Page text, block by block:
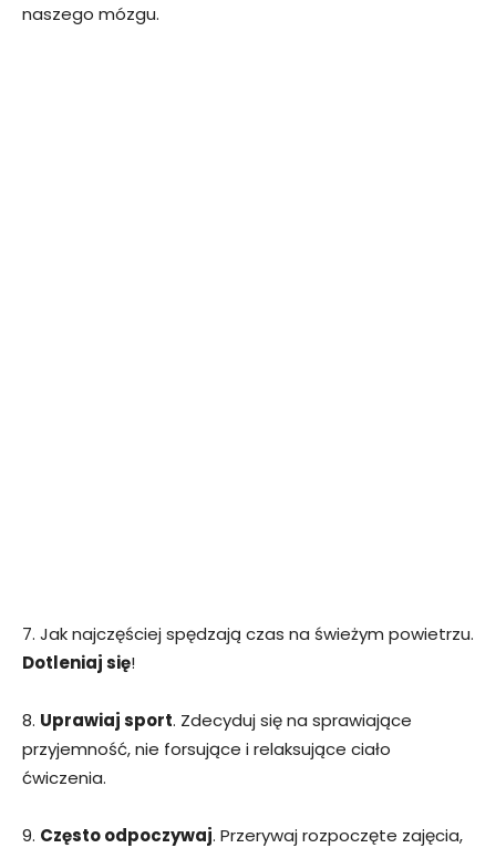
naszego mózgu.
7. Jak najczęściej spędzają czas na świeżym powietrzu.
Dotleniaj się!
8. Uprawiaj sport. Zdecyduj się na sprawiające
przyjemność, nie forsujące i relaksujące ciało
ćwiczenia.
9. Często odpoczywaj. Przerywaj rozpoczęte zajęcia,